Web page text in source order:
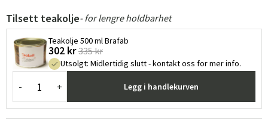
Tilsett teakolje- for lengre holdbarhet
Teakolje 500 ml Brafab
302 kr 335 kr
Utsolgt: Midlertidig slutt - kontakt oss for mer info.
- + Legg i handlekurven